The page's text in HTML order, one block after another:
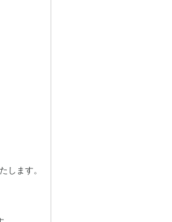
します。